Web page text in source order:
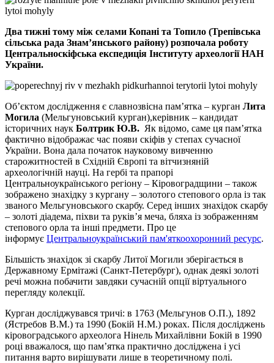
Два тижні тому між селами Копані та Топило (Трепівська
сільська рада Знамʼянського району) розпочала роботу
Центральноскіфська експедиція Інституту археології НАН
України.
Об’єктом дослідження є славнозвісна пам’ятка – курган Лита
Могила (Мельгуновський курган),керівник – кандидат
історичних наук Болтрик Ю.В. Як відомо, саме ця пам’ятка
фактично відображає час появи скіфів у степах сучасної
України. Вона дала початок науковому вивченню
старожитностей в Східній Європі та вітчизняній
археологічній науці. На гербі та прапорі
Центральноукраїнського регіону – Кіровоградщини – також
зображено знахідку з кургану – золотого степового орла із так
званого Мельгуновського скарбу. Серед інших знахідок скарбу
– золоті діадема, піхви та руків’я меча, бляха із зображенням
степового орла та інші предмети. Про це
інформує Центральноукраїнський пам'яткоохоронний ресурс.
Більшість знахідок зі скарбу Литої Могили зберігається в
Державному Ермітажі (Санкт-Петербург), однак деякі золоті
речі можна побачити завдяки сучасній опції віртуального
перегляду колекції.
Курган досліджувався тричі: в 1763 (Мельгунов О.П.), 1892
(Ястребов В.М.) та 1990 (Бокій Н.М.) роках. Після досліджень
кіровоградського археолога Нінель Михайлівни Бокій в 1990
році вважалося, що пам’ятка практично досліджена і усі
питання варто вирішувати лише в теоретичному полі.